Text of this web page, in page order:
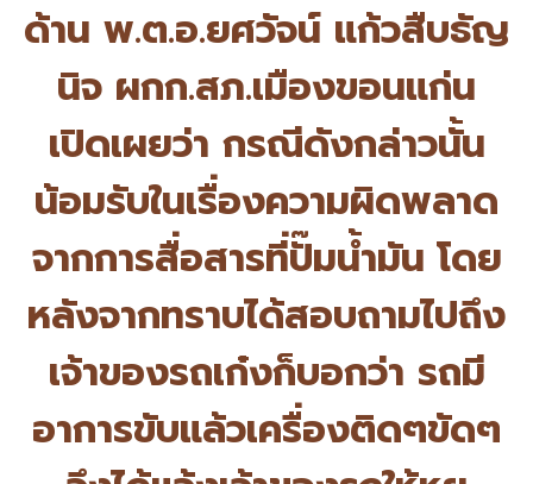
ด้าน พ.ต.อ.ยศวัจน์ แก้วสืบธัญ
นิจ ผกก.สภ.เมืองขอนแก่น
เปิดเผยว่า กรณีดังกล่าวนั้น
น้อมรับในเรื่องความผิดพลาด
จากการสื่อสารที่ปั๊มน้ำมัน โดย
หลังจากทราบได้สอบถามไปถึง
เจ้าของรถเก๋งก็บอกว่า รถมี
อาการขับแล้วเครื่องติดๆขัดๆ